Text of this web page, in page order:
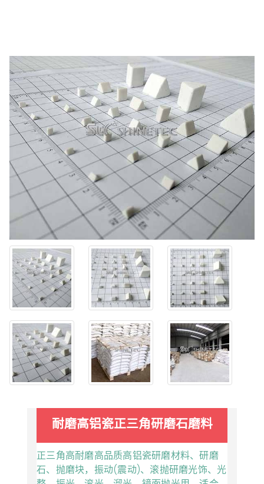
耐磨高铝瓷正三角研磨石磨料
正三角高耐磨高品质高铝瓷研磨材料、研磨
石、抛磨块，振动(震动)、滚抛研磨光饰、光